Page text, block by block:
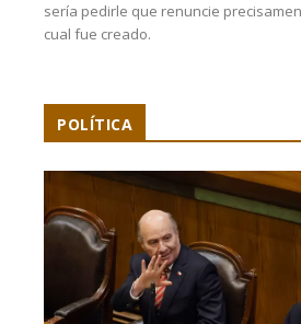
sería pedirle que renuncie
cual fue creado.
POLÍTICA